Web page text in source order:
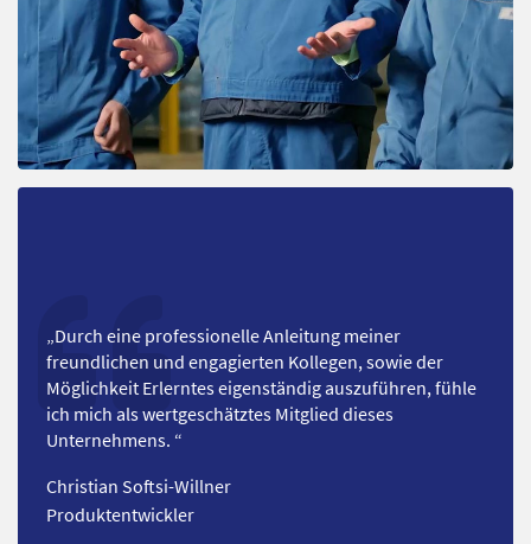
„Durch eine professionelle Anleitung meiner
freundlichen und engagierten Kollegen, sowie der
Möglichkeit Erlerntes eigenständig auszuführen, fühle
ich mich als wertgeschätztes Mitglied dieses
Unternehmens. “
Christian Softsi-Willner
Produktentwickler